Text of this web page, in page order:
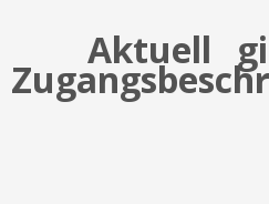
Aktuell